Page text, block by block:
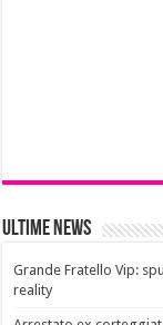
Ultime News
Grande Fratello Vip:
reality